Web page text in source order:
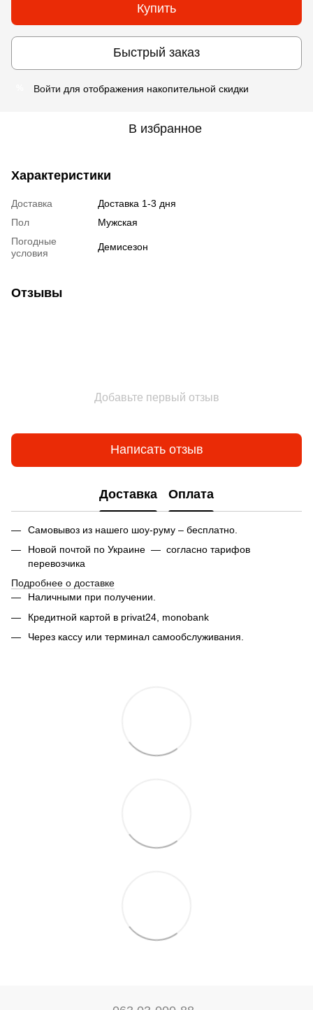
Купить
Быстрый заказ
Войти для отображения накопительной скидки
В избранное
Характеристики
Доставка
Доставка 1-3 дня
Пол
Мужская
Погодные
условия
Демисезон
Отзывы
Добавьте первый отзыв
Написать отзыв
Доставка Оплата
Самовывоз из нашего шоу-руму – бесплатно.
Новой почтой по Украине — согласно тарифов
перевозчика
Подробнее о доставке
Наличными при получении.
Кредитной картой в privat24, monobank
Через кассу или терминал самообслуживания.